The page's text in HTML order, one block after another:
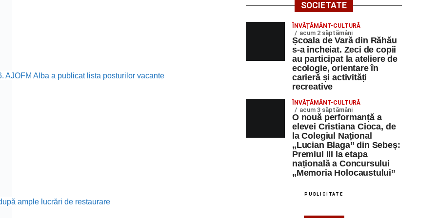
Alba a publicat lista posturilor vacante
ample lucrări de restaurare
SOCIETATE
ÎNVĂȚĂMÂNT-CULTURĂ
acum 2 săptămâni
Școala de Vară din Răhău
s-a încheiat. Zeci de copii
au participat la ateliere de
ecologie, orientare în
carieră și activități
recreative
ÎNVĂȚĂMÂNT-CULTURĂ
acum 3 săptămâni
O nouă performanță a
elevei Cristiana Cioca, de
la Colegiul Național
„Lucian Blaga” din Sebeș:
Premiul III la etapa
națională a Concursului
„Memoria Holocaustului”
PUBLICITATE